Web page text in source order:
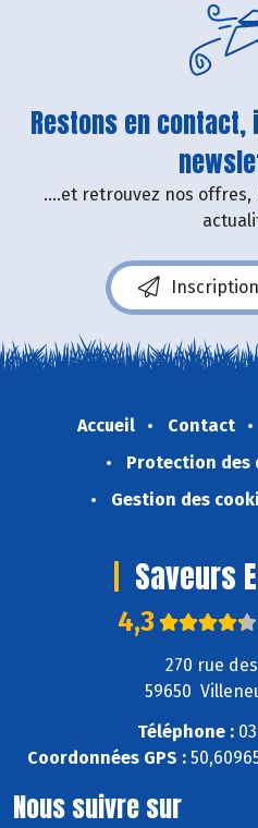
Restons en
....et retrouvez nos
Accueil Contact
Protection des
Gestion des
Saveurs
4,3
270 rue
59650
Téléphone :
Coordonnées GPS :
Nous suivre sur